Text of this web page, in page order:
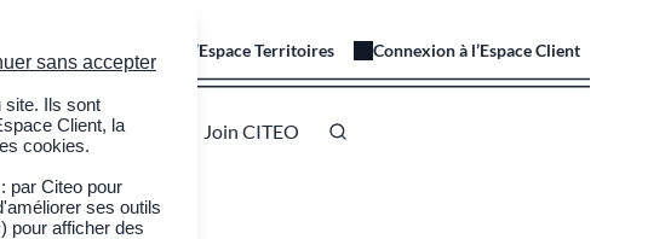
Connexion à l’Espace Territoires Connexion à l’Espace Client
Adhérer à CITEO Join CITEO
sans accepter
site. Ils sont
Client, la
cookies.
par Citeo pour
ses outils
pour afficher des